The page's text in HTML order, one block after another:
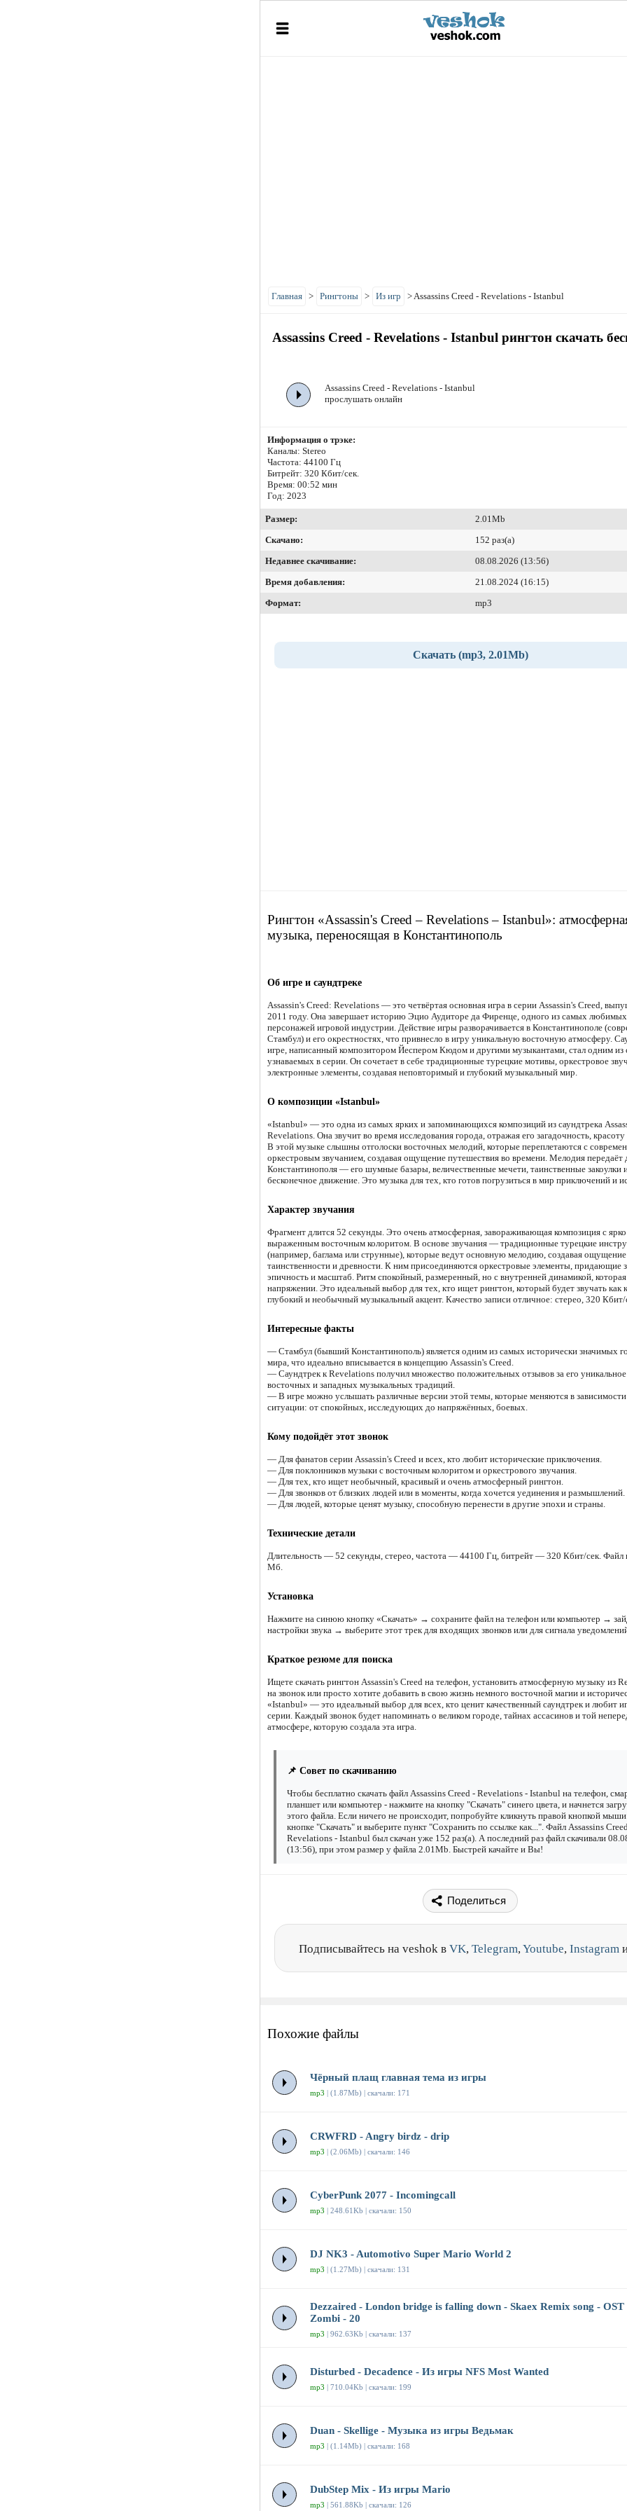
Главная > Рингтоны > Из игр >Assassins Creed - Revelations - Istanbul
Assassins Creed - Revelations - Istanbul рингтон скачать
Assassins Creed - Revelations - Istanbul
прослушать онлайн
Информация о трэке:
Каналы: Stereo
Частота: 44100 Гц
Битрейт: 320 Кбит/сек.
Время: 00:52 мин
Год: 2023
Размер:
2.01Mb
Скачано:
152 раз(а)
Недавнее скачивание:
08.08.2026 (13:56)
Время добавления:
21.08.2024 (16:15)
Формат:
mp3
Скачать (mp3, 2.01Mb)
Рингтон «Assassin's Creed – Revelations – Istanbul»:
музыка, переносящая в Константинополь
Об игре и саундтреке
Assassin's Creed: Revelations — это четвёртая основная игра в серии Assassin's Creed,
2011 году. Она завершает историю Эцио Аудиторе да Фиренце, одного из самых любимых
персонажей игровой индустрии. Действие игры разворачивается в Константинополе
Стамбул) и его окрестностях, что привнесло в игру уникальную восточную атмосферу.
игре, написанный композитором Йеспером Кюдом и другими музыкантами, стал одним из
узнаваемых в серии. Он сочетает в себе традиционные турецкие мотивы, оркестровое
электронные элементы, создавая неповторимый и глубокий музыкальный мир.
О композиции «Istanbul»
«Istanbul» — это одна из самых ярких и запоминающихся композиций из саундтрека
Revelations. Она звучит во время исследования города, отражая его загадочность,
В этой музыке слышны отголоски восточных мелодий, которые переплетаются с
оркестровым звучанием, создавая ощущение путешествия во времени. Мелодия передаёт
Константинополя — его шумные базары, величественные мечети, таинственные закоулки
бесконечное движение. Это музыка для тех, кто готов погрузиться в мир приключений и
Характер звучания
Фрагмент длится 52 секунды. Это очень атмосферная, завораживающая композиция с ярко
выраженным восточным колоритом. В основе звучания — традиционные турецкие
(например, баглама или струнные), которые ведут основную мелодию, создавая ощущение
таинственности и древности. К ним присоединяются оркестровые элементы, придающие
эпичность и масштаб. Ритм спокойный, размеренный, но с внутренней динамикой,
напряжении. Это идеальный выбор для тех, кто ищет рингтон, который будет звучать как
глубокий и необычный музыкальный акцент. Качество записи отличное: стерео, 320 Кбит/
Интересные факты
— Стамбул (бывший Константинополь) является одним из самых исторически значимых
мира, что идеально вписывается в концепцию Assassin's Creed.
— Саундтрек к Revelations получил множество положительных отзывов за его
восточных и западных музыкальных традиций.
— В игре можно услышать различные версии этой темы, которые меняются в
ситуации: от спокойных, исследующих до напряжённых, боевых.
Кому подойдёт этот звонок
— Для фанатов серии Assassin's Creed и всех, кто любит исторические приключения.
— Для поклонников музыки с восточным колоритом и оркестрового звучания.
— Для тех, кто ищет необычный, красивый и очень атмосферный рингтон.
— Для звонков от близких людей или в моменты, когда хочется уединения и размышлений.
— Для людей, которые ценят музыку, способную перенести в другие эпохи и страны.
Технические детали
Длительность — 52 секунды, стерео, частота — 44100 Гц, битрейт — 320 Кбит/сек. Файл
Мб.
Установка
Нажмите на синюю кнопку «Скачать» → сохраните файл на телефон или компьютер →
настройки звука → выберите этот трек для входящих звонков или для сигнала
Краткое резюме для поиска
Ищете скачать рингтон Assassin's Creed на телефон, установить атмосферную музыку из
на звонок или просто хотите добавить в свою жизнь немного восточной магии и
«Istanbul» — это идеальный выбор для всех, кто ценит качественный саундтрек и любит
серии. Каждый звонок будет напоминать о великом городе, тайнах ассасинов и той
атмосфере, которую создала эта игра.
📌 Совет по скачиванию
Чтобы бесплатно скачать файл Assassins Creed - Revelations - Istanbul на телефон,
планшет или компьютер - нажмите на кнопку "Скачать" синего цвета, и начнется
этого файла. Если ничего не происходит, попробуйте кликнуть правой кнопкой
кнопке "Скачать" и выберите пункт "Сохранить по ссылке как...". Файл Assassins
Revelations - Istanbul был скачан уже 152 раз(а). А последний раз файл скачивали
(13:56), при этом размер у файла 2.01Mb. Быстрей качайте и Вы!
Поделиться
Подписывайтесь на veshok в VK, Telegram,Youtube, Instagram
Похожие файлы
Чёрный плащ главная тема из игры
mp3 | (1.87Mb) | скачали: 171
CRWFRD - Angry birdz - drip
mp3 | (2.06Mb) | скачали: 146
CyberPunk 2077 - Incomingcall
mp3 | 248.61Kb | скачали: 150
DJ NK3 - Automotivo Super Mario World 2
mp3 | (1.27Mb) | скачали: 131
Dezzaired - London bridge is falling down - Skaex Remix song - OST
Zombi - 20
mp3 | 962.63Kb | скачали: 137
Disturbed - Decadence - Из игры NFS Most Wanted
mp3 | 710.04Kb | скачали: 199
Duan - Skellige - Музыка из игры Ведьмак
mp3 | (1.14Mb) | скачали: 168
DubStep Mix - Из игры Mario
mp3 | 561.88Kb | скачали: 126